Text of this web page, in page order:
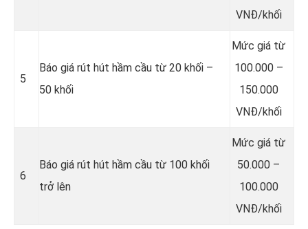
VNĐ/khối
5
Báo giá rút hút hầm cầu từ 20 khối –
50 khối
Mức giá từ
100.000 –
150.000
VNĐ/khối
6
Báo giá rút hút hầm cầu từ 100 khối
trở lên
Mức giá từ
50.000 –
100.000
VNĐ/khối